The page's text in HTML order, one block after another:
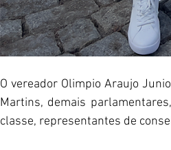
O vereador Olimpio Araujo
Martins, demais
classe, representantes de